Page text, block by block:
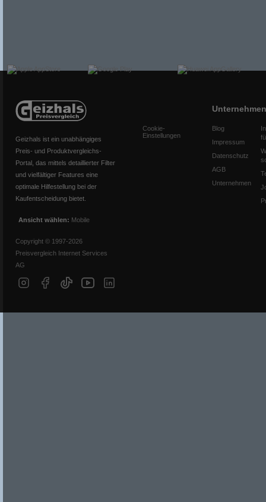
Geizhals ist ein unabhängiges
Preis- und Produktvergleichs-
Portal, das mittels detaillierter Filter
und vielfältiger Features eine
optimale Hilfestellung bei der
Kaufentscheidung bietet.
Ansicht wählen: Mobile
Copyright © 1997-2026
Preisvergleich Internet Services
AG
Cookie-
Einstellungen
Unternehmen
Blog
Impressum
Datenschutz
AGB
Unternehmen